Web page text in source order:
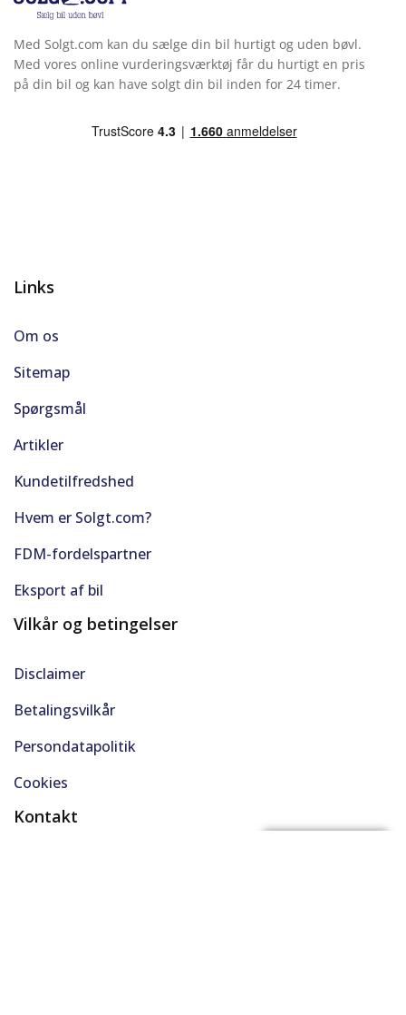
Med Solgt.com kan du sælge din bil hurtigt og uden bøvl.
Med vores online vurderingsværktøj får du hurtigt en pris
på din bil og kan have solgt din bil inden for 24 timer.
Links
Om os
Sitemap
Spørgsmål
Artikler
Kundetilfredshed
Hvem er Solgt.com?
FDM-fordelspartner
Eksport af bil
Vilkår og betingelser
Disclaimer
Betalingsvilkår
Persondatapolitik
Cookies
Kontakt